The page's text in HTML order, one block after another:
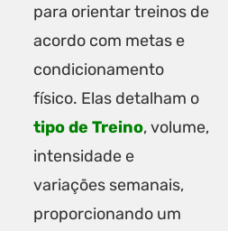
para orientar treinos de
acordo com metas e
condicionamento
físico. Elas detalham o
tipo de Treino, volume,
intensidade e
variações semanais,
proporcionando um